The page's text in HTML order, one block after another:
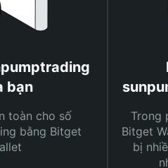
bạn
toàn cho số
bằng Bitget
Trong
Bitget
bị